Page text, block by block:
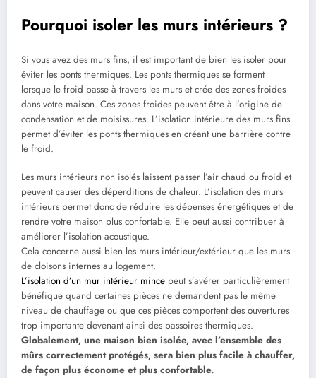
Pourquoi isoler les murs intérieurs ?
Si vous avez des murs fins, il est important de bien les isoler pour
éviter les ponts thermiques. Les ponts thermiques se forment
lorsque le froid passe à travers les murs et crée des zones froides
dans votre maison. Ces zones froides peuvent être à l’origine de
condensation et de moisissures. L’isolation intérieure des murs fins
permet d’éviter les ponts thermiques en créant une barrière contre
le froid.
Les murs intérieurs non isolés laissent passer l’air chaud ou froid et
peuvent causer des déperditions de chaleur. L’isolation des murs
intérieurs permet donc de réduire les dépenses énergétiques et de
rendre votre maison plus confortable. Elle peut aussi contribuer à
améliorer l’isolation acoustique.
Cela concerne aussi bien les murs intérieur/extérieur que les murs
de cloisons internes au logement.
L’isolation d’un mur intérieur mince peut s’avérer particulièrement
bénéfique quand certaines pièces ne demandent pas le même
niveau de chauffage ou que ces pièces comportent des ouvertures
trop importante devenant ainsi des passoires thermiques.
Globalement, une maison bien isolée, avec l’ensemble des
mûrs correctement protégés, sera bien plus facile à chauffer,
de façon plus économe et plus confortable.